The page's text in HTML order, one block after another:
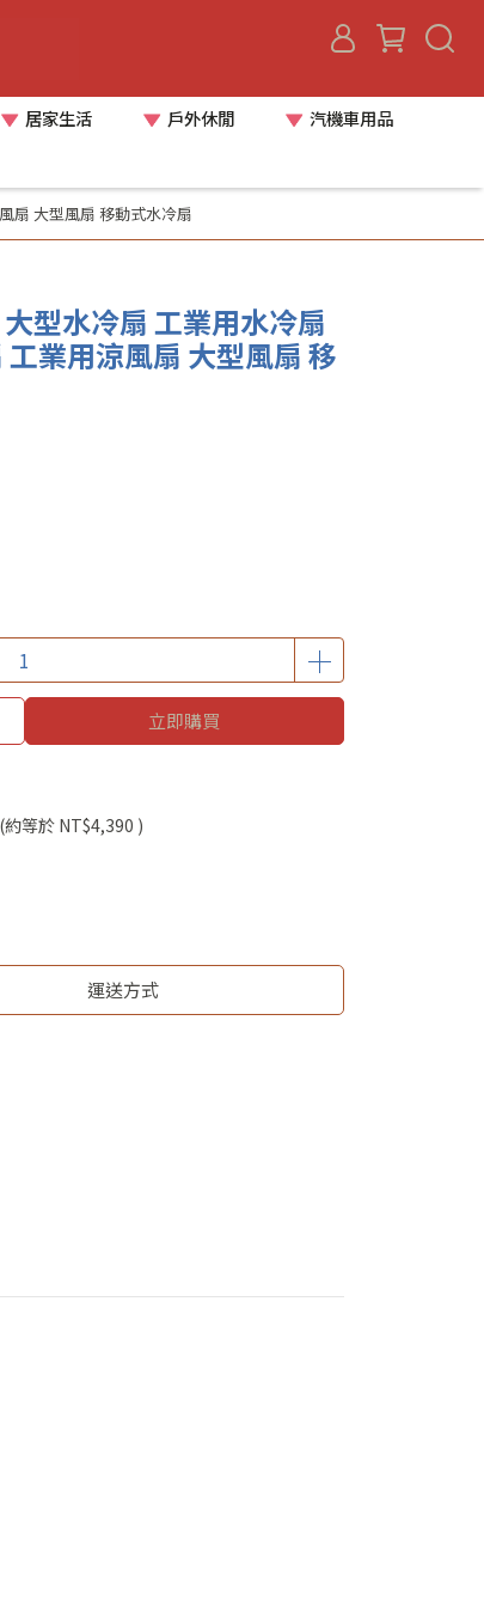
居家生活 戶外休閒
汽機車用品
扇 大型風扇 移動式水冷扇
型水冷扇 工業用水冷扇
業用涼風扇 大型風扇 移
立即購買
約等於 NT$4,390 )
運送方式